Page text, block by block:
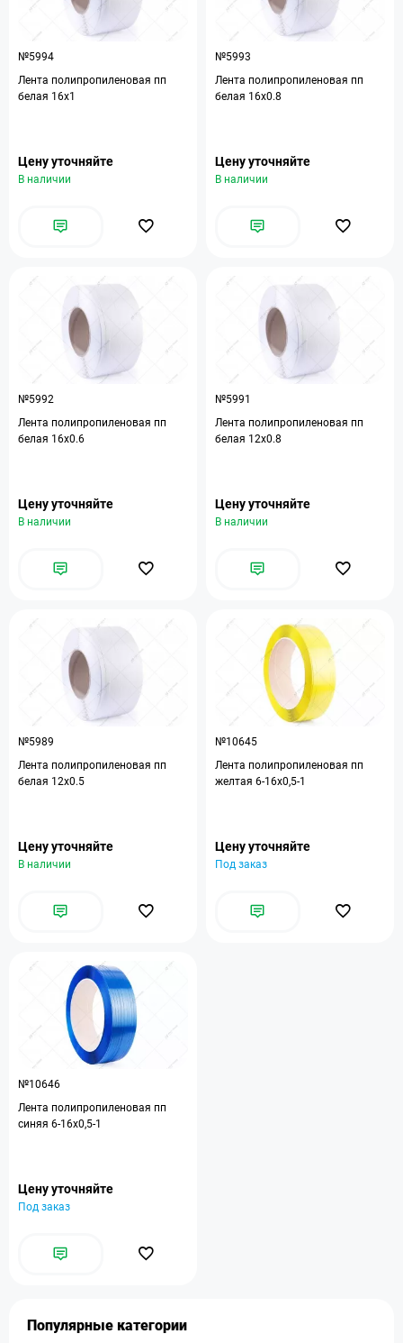
№5994
Лента полипропиленовая пп
белая 16х1
Цену уточняйте
В наличии
№5993
Лента полипропиленовая пп
белая 16х0.8
Цену уточняйте
В наличии
№5992
Лента полипропиленовая пп
белая 16х0.6
Цену уточняйте
В наличии
№5991
Лента полипропиленовая пп
белая 12х0.8
Цену уточняйте
В наличии
№5989
Лента полипропиленовая пп
белая 12х0.5
Цену уточняйте
В наличии
№10645
Лента полипропиленовая пп
желтая 6-16х0,5-1
Цену уточняйте
Под заказ
№10646
Лента полипропиленовая пп
синяя 6-16х0,5-1
Цену уточняйте
Под заказ
Популярные категории